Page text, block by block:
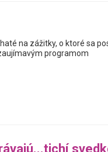
na zážitky, o ktoré sa
programom